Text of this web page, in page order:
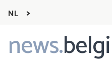
NL
news.
Main
navigation